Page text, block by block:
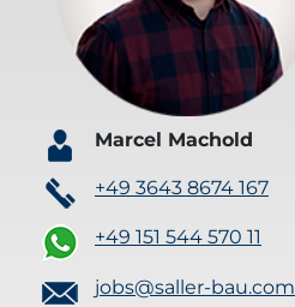
Marcel Machold
+49 3643 8674 167
+49 151 544 570 11
jobs@saller-bau.com